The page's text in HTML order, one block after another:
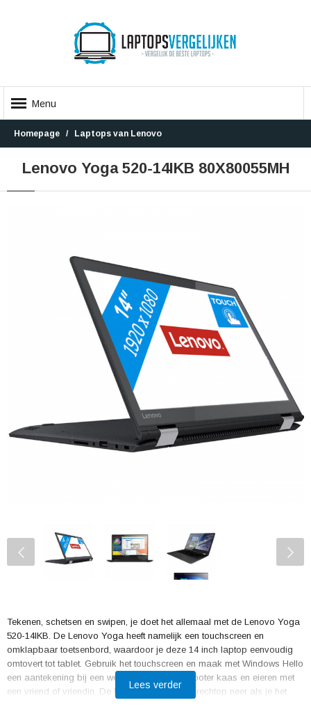
Menu
Homepage Laptops van Lenovo
Lenovo Yoga 520-14IKB 80X80055MH
Tekenen, schetsen en swipen, je doet het allemaal met de Lenovo Yoga
520-14IKB. De Lenovo Yoga heeft namelijk een touchscreen en
omklapbaar toetsenbord, waardoor je deze 14 inch laptop eenvoudig
omtovert tot tablet. Gebruik het touchscreen en maak met Windows Hello
een aantekening bij een webpagina, of speel boter kaas en eieren met
een vriend of vriendin. De Lenovo Yoga zet je rechtop neer als je het
Lees verder